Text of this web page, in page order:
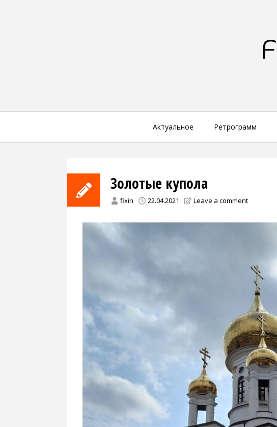
Актуальное Ретрограмм
Золотые купола
fixin 22.04.2021 Leave a comment